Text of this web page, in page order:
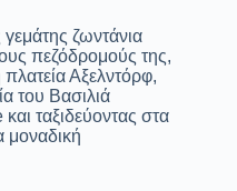
ζωντάνια
πεζόδρομούς της,
Αξελντόρφ,
του Βασιλιά
ταξιδεύοντας στα
μοναδική